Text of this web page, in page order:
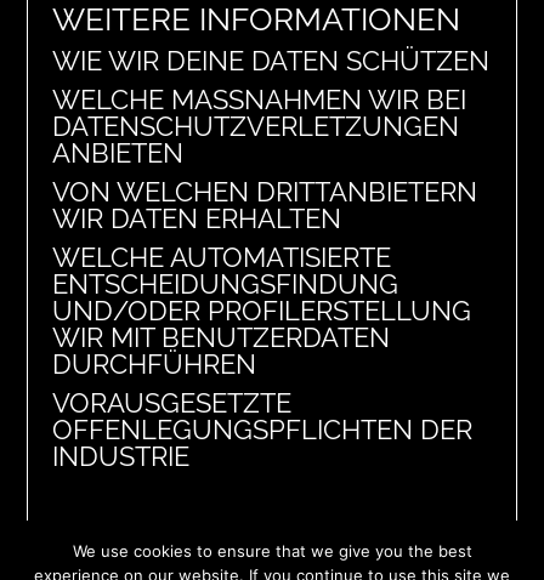
WEITERE INFORMATIONEN
WIE WIR DEINE DATEN SCHÜTZEN
WELCHE MASSNAHMEN WIR BEI D
ATENSCHUTZVERLETZUNGEN A
NBIETEN
VON WELCHEN DRITTANBIETERN
WIR DATEN ERHALTEN
WELCHE AUTOMATISIERTE
ENTSCHEIDUNGSFINDUNG
UND/ODER PROFILERSTELLUNG
WIR MIT BENUTZERDATEN
DURCHFÜHREN
VORAUSGESETZTE
OFFENLEGUNGSPFLICHTEN DER
INDUSTRIE
We use cookies to ensure that we give you the best
experience on our website. If you continue to use this site we